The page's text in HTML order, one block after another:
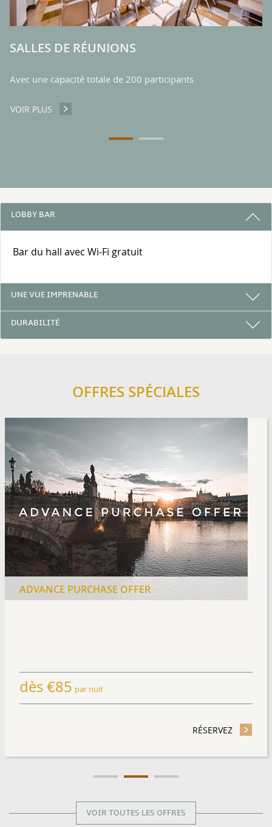
SALLES DE RÉUNIONS
Avec une capacité totale de 200 participants
VOIR PLUS SALLES DE RÉUNIONS
3 RAISONS DE RESTER AVEC NOUS
LOBBY BAR
Bar du hall avec Wi-Fi gratuit
UNE VUE IMPRENABLE
DURABILITÉ
OFFRES SPÉCIALES
ADVANCE PURCHASE OFFER
dès€85 par nuit
RÉSERVEZ -
VOIR TOUTES LES OFFRES